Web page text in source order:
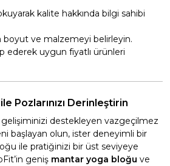
kalite hakkında bilgi sahibi
boyut ve malzemeyi belirleyin.
ederek uygun fiyatlı ürünleri
Pozlarınızı Derinleştirin
gelişiminizi destekleyen vazgeçilmez
başlayan olun, ister deneyimli bir
ile pratiğinizi bir üst seviyeye
geniş mantar yoga bloğu ve